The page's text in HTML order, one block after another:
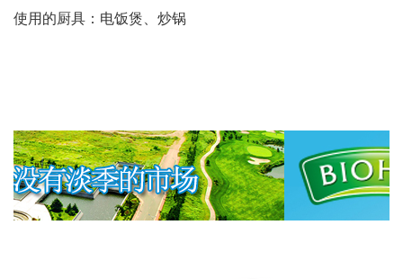
200克
1根
适量
适量
少许
1张
口味
工艺
耗时
难度
使用的厨具：电饭煲、炒锅